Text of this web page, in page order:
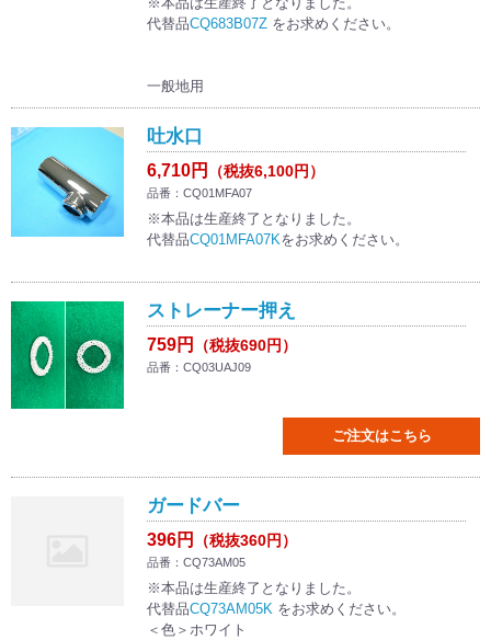
代替品CQ683B07Zをお求めください。
一般地用
吐水口
6,710円 （税抜6,100円）
品番：CQ01MFA07
※本品は生産終了となりました。
代替品CQ01MFA07Kをお求めください。
ストレーナー押え
759円 （税抜690円）
品番：CQ03UAJ09
ご注文はこちら
ガードバー
396円 （税抜360円）
品番：CQ73AM05
※本品は生産終了となりました。
代替品CQ73AM05K をお求めください。
＜色＞ホワイト